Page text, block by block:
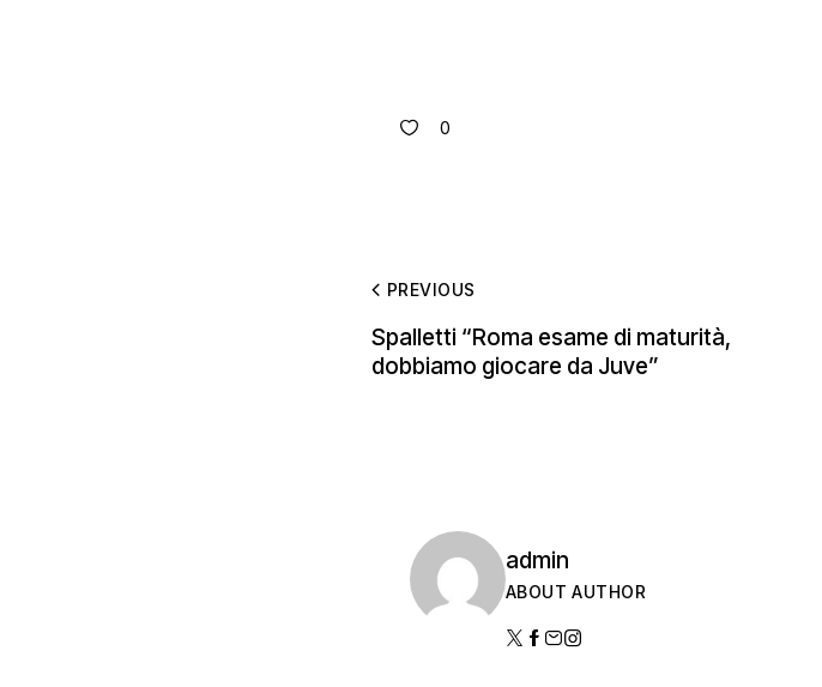
0
PREVIOUS
Spalletti “Roma esame di maturità,
dobbiamo giocare da Juve”
admin
ABOUT AUTHOR